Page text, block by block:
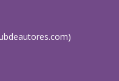
)